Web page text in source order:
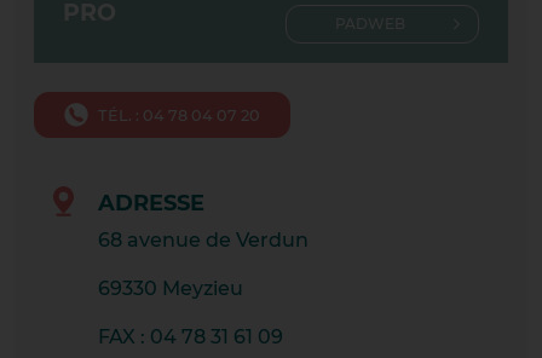
CRAPONNE CENTRE
CREST
TÉL. : 04 78 04 07 20
ADRESSE
68 avenue de Verdun
69330 Meyzieu
FAX : 04 78 31 61 09